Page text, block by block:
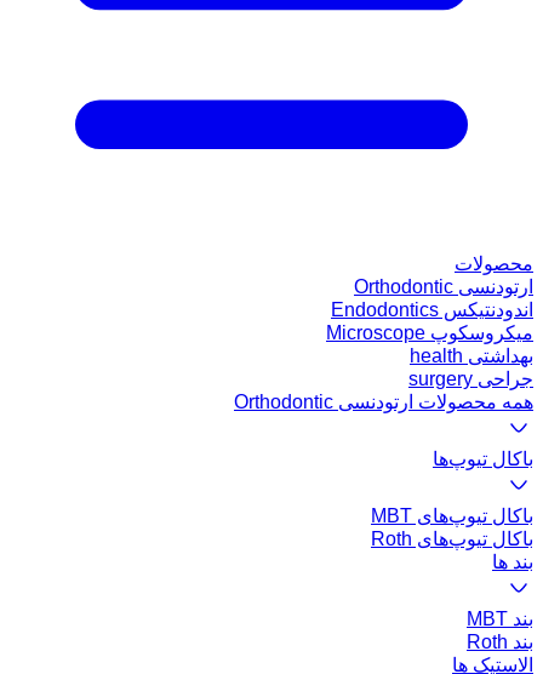
محصولات
ارتودنسی Orthodontic
اندودنتیکس Endodontics
میکروسکوپ Microscope
بهداشتی health
جراحی surgery
همه محصولات ارتودنسی Orthodontic
باکال تیوپ‌ها
باکال تیوپ‌های MBT
باکال تیوپ‌های Roth
بند ها
بند MBT
بند Roth
الاستیک ها